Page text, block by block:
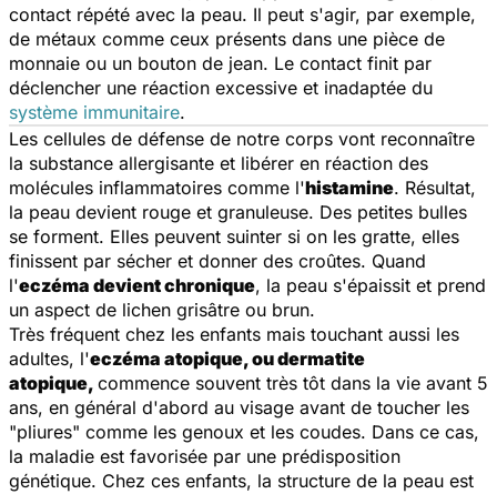
contact répété avec la peau. Il peut s'agir, par exemple,
de métaux comme ceux présents dans une pièce de
monnaie ou un bouton de jean. Le contact finit par
déclencher une réaction excessive et inadaptée du
système immunitaire.
Les cellules de défense de notre corps vont reconnaître
la substance allergisante et libérer en réaction des
molécules inflammatoires comme l'histamine. Résultat,
la peau devient rouge et granuleuse. Des petites bulles
se forment. Elles peuvent suinter si on les gratte, elles
finissent par sécher et donner des croûtes. Quand
l'eczéma devient chronique, la peau s'épaissit et prend
un aspect de lichen grisâtre ou brun.
Très fréquent chez les enfants mais touchant aussi les
adultes, l'eczéma atopique, ou dermatite
atopique, commence souvent très tôt dans la vie avant 5
ans, en général d'abord au visage avant de toucher les
"pliures" comme les genoux et les coudes. Dans ce cas,
la maladie est favorisée par une prédisposition
génétique. Chez ces enfants, la structure de la peau est